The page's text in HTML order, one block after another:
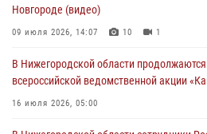
Новгороде (видео)
09 июля 2026, 14:07 10 1
В Нижегородской области
всероссийской ведомственной акции
16 июля 2026, 05:00